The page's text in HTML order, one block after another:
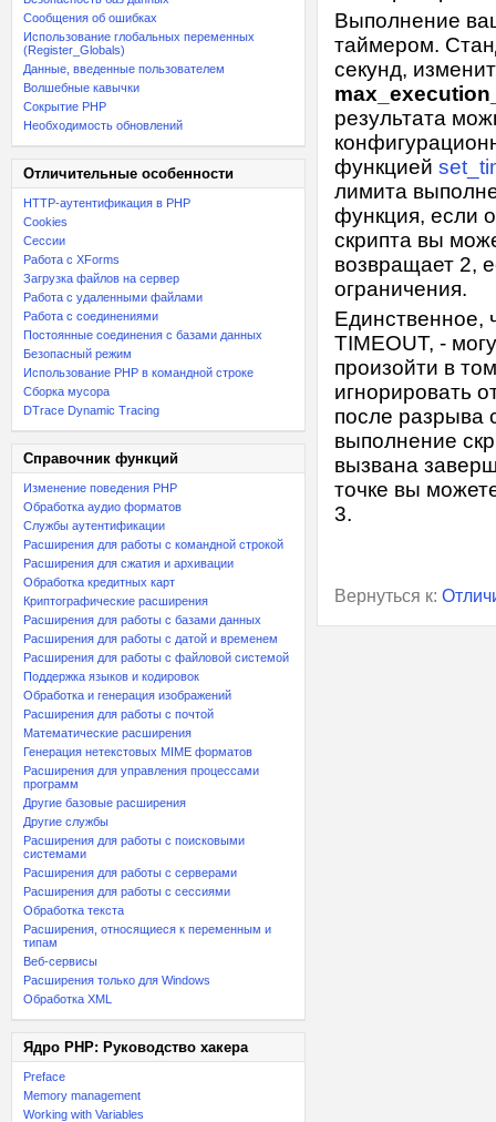
Сообщения об ошибках
Использование глобальных переменных
(Register_Globals)
Данные, введенные пользователем
Волшебные кавычки
Сокрытие PHP
Необходимость обновлений
Отличительные особенности
HTTP-аутентификация в PHP
Cookies
Сессии
Работа с XForms
Загрузка файлов на сервер
Работа с удаленными файлами
Работа с соединениями
Постоянные соединения с базами данных
Безопасный режим
Использование PHP в командной строке
Сборка мусора
DTrace Dynamic Tracing
Справочник функций
Изменение поведения PHP
Обработка аудио форматов
Службы аутентификации
Расширения для работы с командной строкой
Расширения для сжатия и архивации
Обработка кредитных карт
Криптографические расширения
Расширения для работы с базами данных
Расширения для работы с датой и временем
Расширения для работы с файловой системой
Поддержка языков и кодировок
Обработка и генерация изображений
Расширения для работы с почтой
Математические расширения
Генерация нетекстовых MIME форматов
Расширения для управления процессами
программ
Другие базовые расширения
Другие службы
Расширения для работы с поисковыми
системами
Расширения для работы с серверами
Расширения для работы с сессиями
Обработка текста
Расширения, относящиеся к переменным и
типам
Веб-сервисы
Расширения только для Windows
Обработка XML
Ядро PHP: Руководство хакера
Preface
Memory management
Working with Variables
Выполнение
таймером.
секунд,
результата
функцией
лимита
функция, если
скрипта вы
возвращает 2,
ограничения.
Единственное,
TIMEOUT, -
произойти в
игнорировать
после разрыва
выполнение
вызвана
точке вы
3.
Вернуться к: